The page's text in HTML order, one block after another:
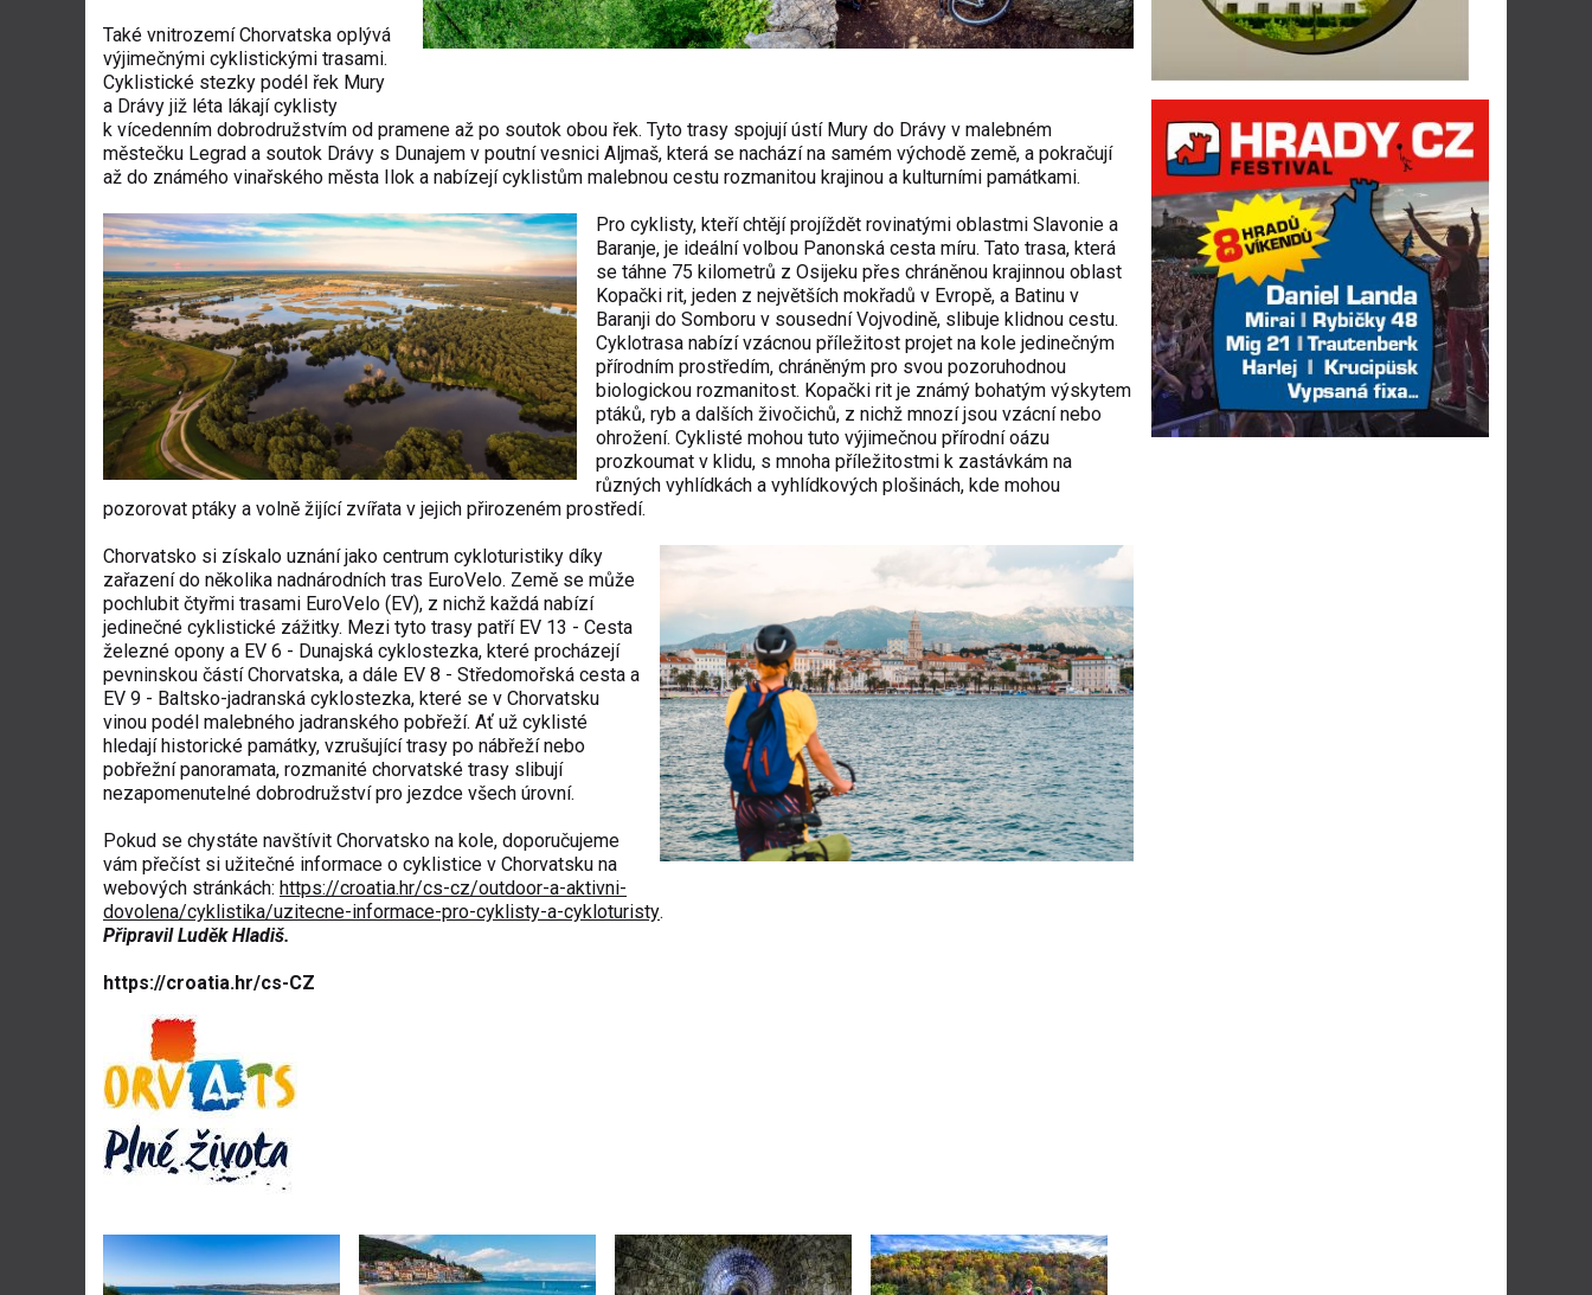
Také vnitrozemí Chorvatska oplývá
výjimečnými cyklistickými trasami.
Cyklistické stezky podél řek Mury
a Drávy již léta lákají cyklisty
k vícedenním dobrodružstvím od pramene až po soutok obou řek. Tyto trasy spojují ústí Mury do Drávy v malebném
městečku Legrad a soutok Drávy s Dunajem v poutní vesnici Aljmaš, která se nachází na samém východě země, a pokračují
až do známého vinařského města Ilok a nabízejí cyklistům malebnou cestu rozmanitou krajinou a kulturními památkami.
Pro cyklisty, kteří chtějí projíždět rovinatými oblastmi Slavonie a
Baranje, je ideální volbou Panonská cesta míru. Tato trasa, která
se táhne 75 kilometrů z Osijeku přes chráněnou krajinnou oblast
Kopački rit, jeden z největších mokřadů v Evropě, a Batinu v
Baranji do Somboru v sousední Vojvodině, slibuje klidnou cestu.
Cyklotrasa nabízí vzácnou příležitost projet na kole jedinečným
přírodním prostředím, chráněným pro svou pozoruhodnou
biologickou rozmanitost. Kopački rit je známý bohatým výskytem
ptáků, ryb a dalších živočichů, z nichž mnozí jsou vzácní nebo
ohrožení. Cyklisté mohou tuto výjimečnou přírodní oázu
prozkoumat v klidu, s mnoha příležitostmi k zastávkám na
různých vyhlídkách a vyhlídkových plošinách, kde mohou
pozorovat ptáky a volně žijící zvířata v jejich přirozeném prostředí.
Chorvatsko si získalo uznání jako centrum cykloturistiky díky
zařazení do několika nadnárodních tras EuroVelo. Země se může
pochlubit čtyřmi trasami EuroVelo (EV), z nichž každá nabízí
jedinečné cyklistické zážitky. Mezi tyto trasy patří EV 13 - Cesta
železné opony a EV 6 - Dunajská cyklostezka, které procházejí
pevninskou částí Chorvatska, a dále EV 8 - Středomořská cesta a
EV 9 - Baltsko-jadranská cyklostezka, které se v Chorvatsku
vinou podél malebného jadranského pobřeží. Ať už cyklisté
hledají historické památky, vzrušující trasy po nábřeží nebo
pobřežní panoramata, rozmanité chorvatské trasy slibují
nezapomenutelné dobrodružství pro jezdce všech úrovní.
Pokud se chystáte navštívit Chorvatsko na kole, doporučujeme
vám přečíst si užitečné informace o cyklistice v Chorvatsku na
webových stránkách: https://croatia.hr/cs-cz/outdoor-a-aktivni-
dovolena/cyklistika/uzitecne-informace-pro-cyklisty-a-cykloturisty.
Připravil Luděk Hladiš.
https://croatia.hr/cs-CZ